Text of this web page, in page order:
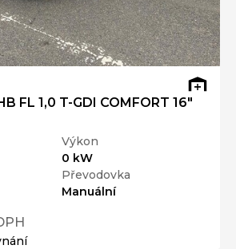
FL 1,0 T-GDI COMFORT 16"
Výkon
0 kW
Převodovka
Manuální